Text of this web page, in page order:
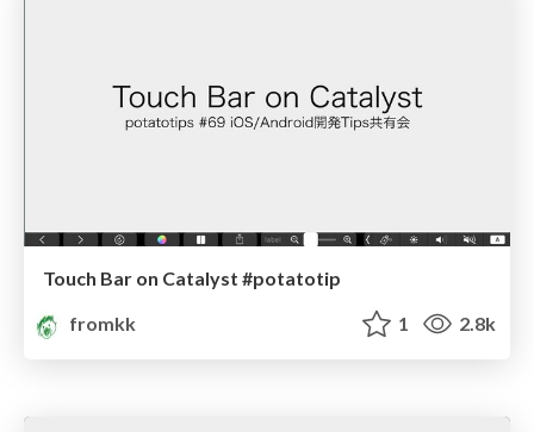
Touch Bar on Catalyst #potatotip
fromkk
1 2.8k